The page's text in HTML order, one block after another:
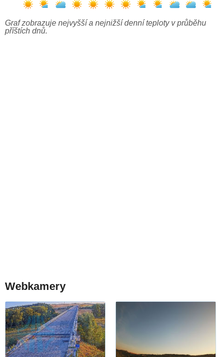
Graf zobrazuje nejvyšší a nejnižší denní teploty v průběhu
příštích dnů.
Webkamery